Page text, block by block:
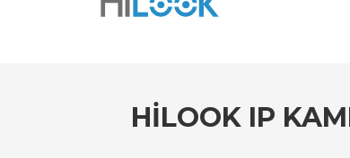
HILOOK IP